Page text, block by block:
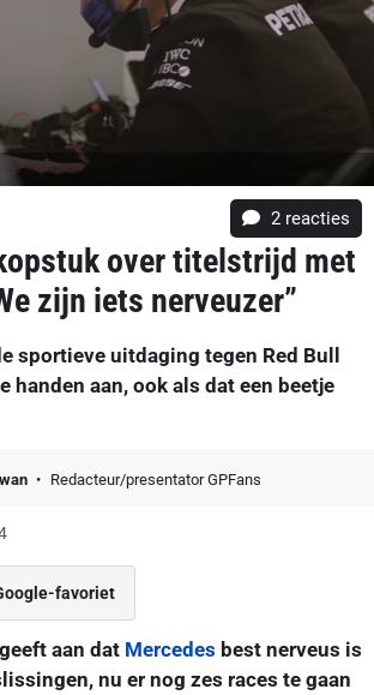
2 reacties
over titelstrijd met
zijn iets nerveuzer”
sportieve uitdaging tegen Red Bull
handen aan, ook als dat een beetje
Redacteur/presentator GPFans
favoriet
aan dat Mercedes best nerveus is
nu er nog zes races te gaan